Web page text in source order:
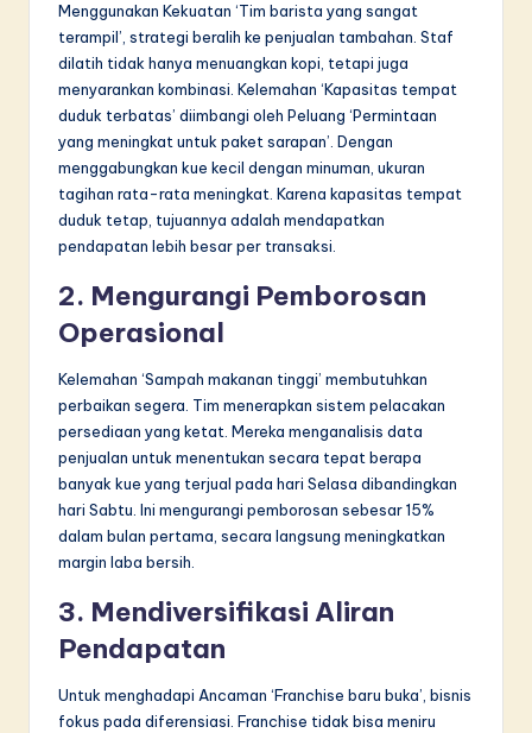
Menggunakan Kekuatan ‘Tim barista yang sangat
terampil’, strategi beralih ke penjualan tambahan. Staf
dilatih tidak hanya menuangkan kopi, tetapi juga
menyarankan kombinasi. Kelemahan ‘Kapasitas tempat
duduk terbatas’ diimbangi oleh Peluang ‘Permintaan
yang meningkat untuk paket sarapan’. Dengan
menggabungkan kue kecil dengan minuman, ukuran
tagihan rata-rata meningkat. Karena kapasitas tempat
duduk tetap, tujuannya adalah mendapatkan
pendapatan lebih besar per transaksi.
2. Mengurangi Pemborosan
Operasional
Kelemahan ‘Sampah makanan tinggi’ membutuhkan
perbaikan segera. Tim menerapkan sistem pelacakan
persediaan yang ketat. Mereka menganalisis data
penjualan untuk menentukan secara tepat berapa
banyak kue yang terjual pada hari Selasa dibandingkan
hari Sabtu. Ini mengurangi pemborosan sebesar 15%
dalam bulan pertama, secara langsung meningkatkan
margin laba bersih.
3. Mendiversifikasi Aliran
Pendapatan
Untuk menghadapi Ancaman ‘Franchise baru buka’, bisnis
fokus pada diferensiasi. Franchise tidak bisa meniru